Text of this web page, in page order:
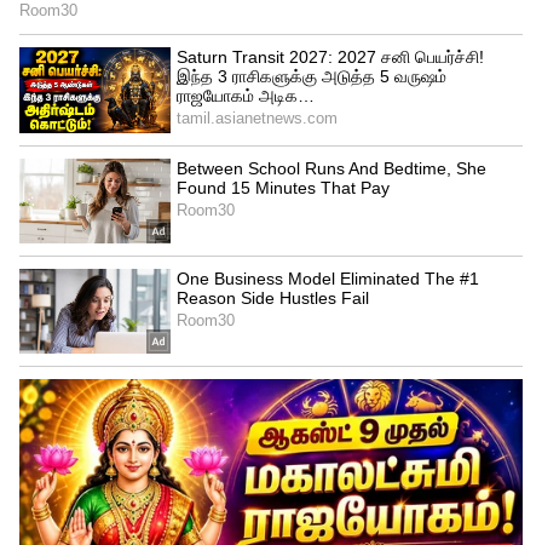
குவிந்தன. குறிப்பாக நீண்ட
இடைவெளிக்குப் பிறகு சூர்யா
முழுமையான மாஸ் ஹீரோவாக
திரும்பியிருப்பதாக ரசிகர்கள் கொண்டாடி
வருகின்றனர். பள்ளி விடுமுறை காரணமாக
ஃபேமிலி ஆடியன்ஸின் வருகையும்
தியேட்டர்களில் அதிகரித்துள்ளதாக
கூறப்படுகிறது.